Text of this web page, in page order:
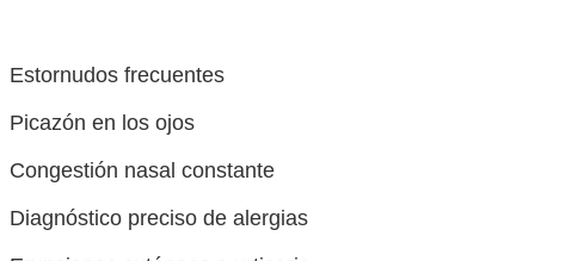
Estornudos frecuentes
Picazón en los ojos
Congestión nasal constante
Diagnóstico preciso de alergias